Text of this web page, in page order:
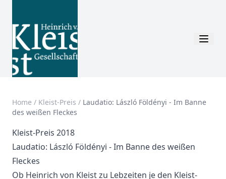
Home / Kleist-Preis / Laudatio: László Földényi - Im Banne
des weißen Fleckes
Kleist-Preis 2018
Laudatio: László Földényi - Im Banne des weißen
Fleckes
Ob Heinrich von Kleist zu Lebzeiten je den Kleist-